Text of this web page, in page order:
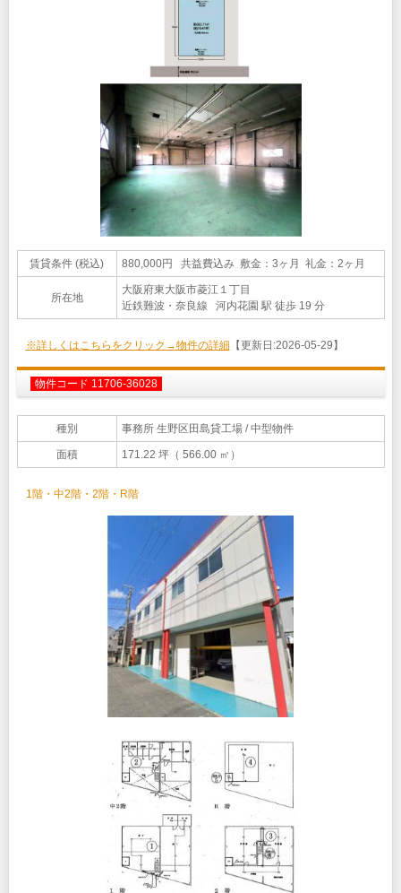
賃貸条件 (税込) 880,000円 共益費込み 敷金：3ヶ月 礼金：2ヶ月
所在地
大阪府東大阪市菱江１丁目
近鉄難波・奈良線 河内花園 駅 徒歩 19 分
※詳しくはこちらをクリック→物件の詳細 【更新日:2026-05-29】
物件コード 11706-36028
種別 事務所 生野区田島貸工場 / 中型物件
面積 171.22 坪（ 566.00 ㎡）
1階・中2階・2階・R階